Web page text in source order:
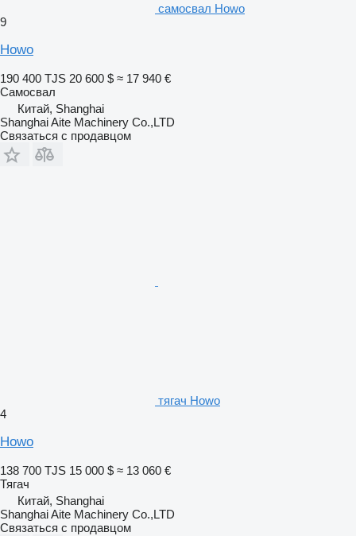
самосвал Howo
9
Howo
190 400 TJS 20 600 $ ≈ 17 940 €
Самосвал
Китай, Shanghai
Shanghai Aite Machinery Co.,LTD
Связаться с продавцом
тягач Howo
4
Howo
138 700 TJS 15 000 $ ≈ 13 060 €
Тягач
Китай, Shanghai
Shanghai Aite Machinery Co.,LTD
Связаться с продавцом